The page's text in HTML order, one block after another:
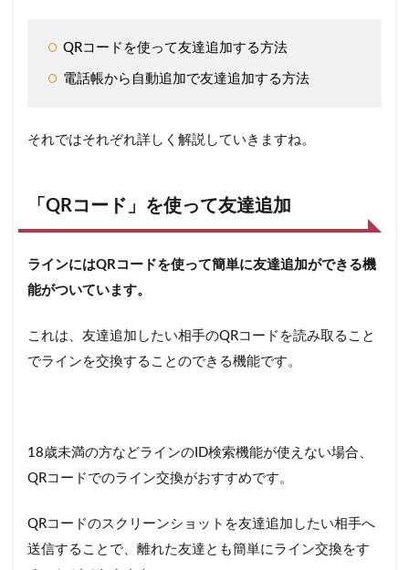
QRコードを使って友達追加する方法
電話帳から自動追加で友達追加する方法
それではそれぞれ詳しく解説していきますね。
「QRコード」を使って友達追加
ラインにはQRコードを使って簡単に友達追加ができる機
能がついています。
これは、友達追加したい相手のQRコードを読み取ること
でラインを交換することのできる機能です。
18歳未満の方などラインのID検索機能が使えない場合、
QRコードでのライン交換がおすすめです。
QRコードのスクリーンショットを友達追加したい相手へ
送信することで、離れた友達とも簡単にライン交換をす